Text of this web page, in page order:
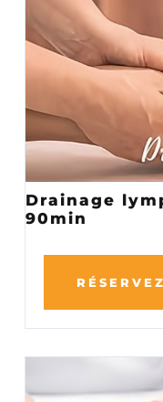
Drainage
90min
RÉSERVEZ